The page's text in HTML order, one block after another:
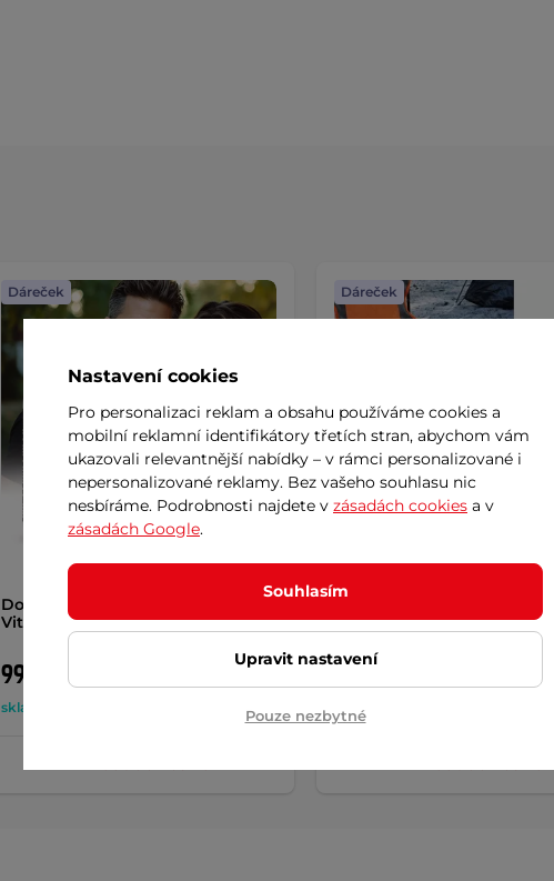
Doplněk stravy inSPORTline
Vitamin C, 90 kapslí
99 Kč
skladem
Dáreček
inSPORTline Triester
999 Kč
skladem
Dáreček
Nastavení cookies
Pro personalizaci reklam a obsahu používáme cookies a
mobilní reklamní identifikátory třetích stran, abychom vám
ukazovali relevantnější nabídky – v rámci personalizované i
nepersonalizované reklamy. Bez vašeho souhlasu nic
nesbíráme. Podrobnosti najdete v zásadách cookies a v
zásadách Google.
Souhlasím
Upravit nastavení
Pouze nezbytné